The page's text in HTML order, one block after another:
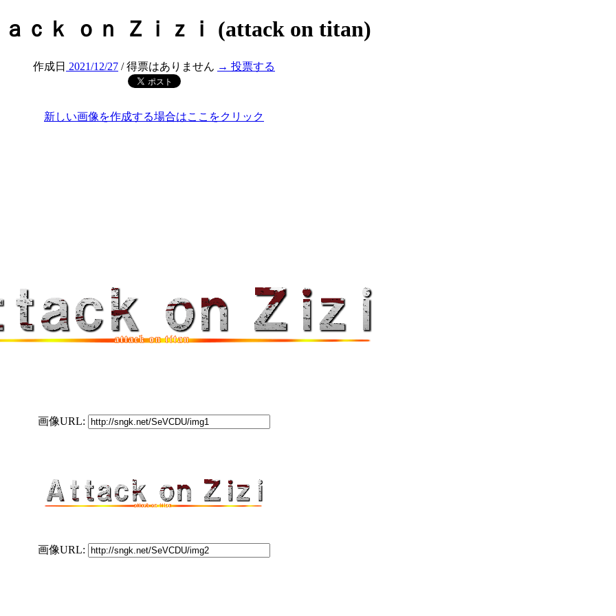
ｃｋ ｏｎ Ｚｉｚｉ (attack on titan)
作成日 2021/12/27 / 得票はありません → 投票する
新しい画像を作成する場合はここをクリック
画像URL:
画像URL: